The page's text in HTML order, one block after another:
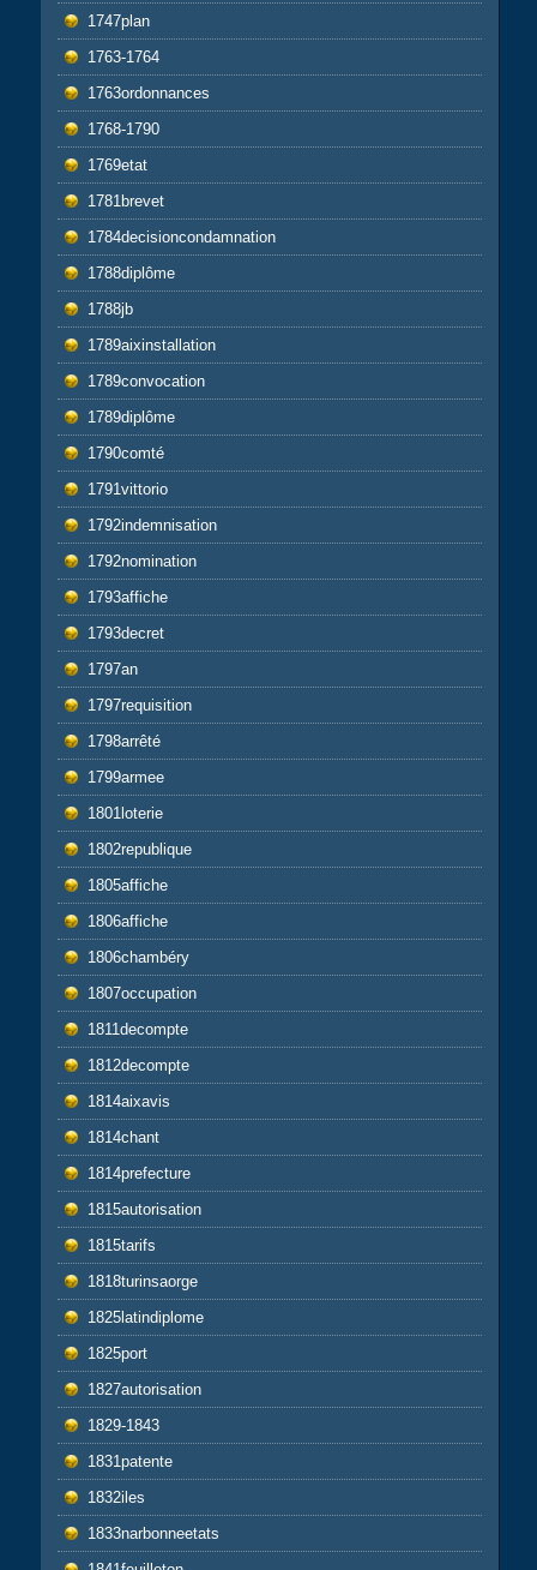
1747plan
1763-1764
1763ordonnances
1768-1790
1769etat
1781brevet
1784decisioncondamnation
1788diplôme
1788jb
1789aixinstallation
1789convocation
1789diplôme
1790comté
1791vittorio
1792indemnisation
1792nomination
1793affiche
1793decret
1797an
1797requisition
1798arrêté
1799armee
1801loterie
1802republique
1805affiche
1806affiche
1806chambéry
1807occupation
1811decompte
1812decompte
1814aixavis
1814chant
1814prefecture
1815autorisation
1815tarifs
1818turinsaorge
1825latindiplome
1825port
1827autorisation
1829-1843
1831patente
1832iles
1833narbonneetats